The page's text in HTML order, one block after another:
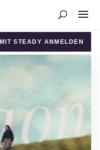
MIT STEADY ANMELDEN